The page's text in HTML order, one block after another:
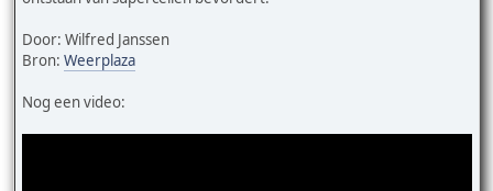
Door: Wilfred Janssen
Bron: Weerplaza
Nog een video: